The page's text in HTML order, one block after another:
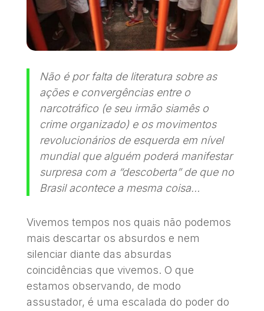
Não é por falta de literatura sobre as
ações e convergências entre o
narcotráfico (e seu irmão siamês o
crime organizado) e os movimentos
revolucionários de esquerda em nível
mundial que alguém poderá manifestar
surpresa com a “descoberta” de que no
Brasil acontece a mesma coisa…
Vivemos tempos nos quais não podemos
mais descartar os absurdos e nem
silenciar diante das absurdas
coincidências que vivemos. O que
estamos observando, de modo
assustador, é uma escalada do poder do